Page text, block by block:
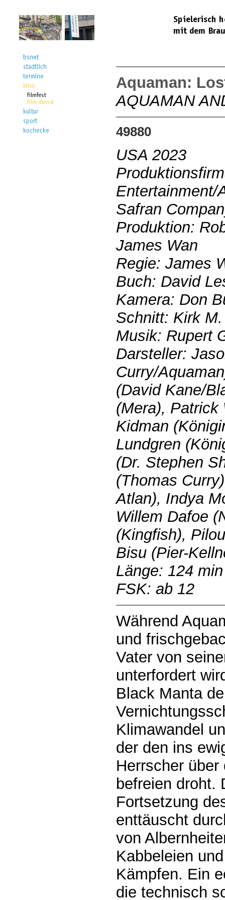
Aquaman:
AQUAMAN
49880
USA 2023
Entertainment/
Safran
Produktion:
James Wan
Regie: James
Buch: David
Kamera: Don
Schnitt: Kirk
Musik: Rupert
Darsteller:
Curry/
(David Kane/
(Mera), Patrick
Kidman
Lundgren
(Dr. Stephen
(Thomas
Atlan), Indya
Willem Dafoe
(Kingfish),
Bisu (Pier-
Länge: 124 min
FSK: ab 12
Während
und
Vater von
unterfordert
Black Manta
Klimawandel
der den ins
Herrscher
befreien droht.
Fortsetzung
enttäuscht
von
Kabbeleien
Kämpfen. Ein
die technisch